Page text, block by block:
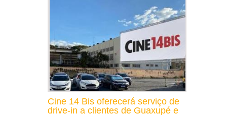
Cine 14 Bis oferecerá serviço de
drive-in a clientes de Guaxupé e